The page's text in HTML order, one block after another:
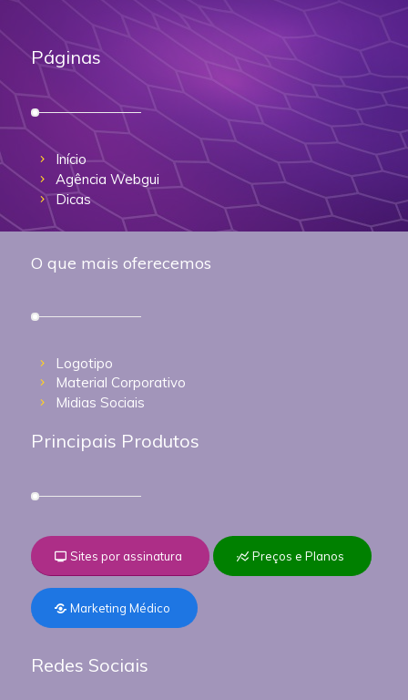
Páginas
Início
Agência Webgui
Dicas
O que mais oferecemos
Logotipo
Material Corporativo
Midias Sociais
Principais Produtos
Sites por assinatura Preços e Planos
Marketing Médico
Redes Sociais